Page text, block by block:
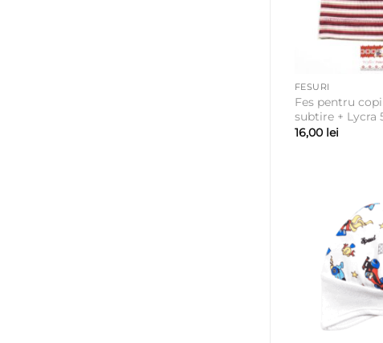
FESURI
Fes pentru
subtire + Lycra
16,00 lei